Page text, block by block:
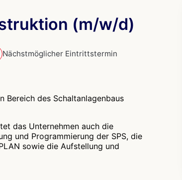
(m/w/d)
Nächstmöglicher Eintrittstermin
Bereich des Schaltanlagenbaus
das Unternehmen auch die
und Programmierung der SPS, die
sowie die Aufstellung und